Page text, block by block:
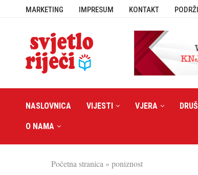
MARKETING IMPRESUM KONTAKT
NASLOVNICA VIJESTI VJERA
O NAMA
Početna stranica » poniznost